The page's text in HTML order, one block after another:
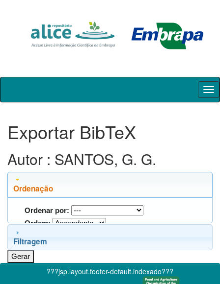
Skip
Exportar BibTeX
Autor : SANTOS, G. G.
Ordenação
Ordenar por:
Ordem:
Filtragem
???jsp.layout.footer-default.indexado???